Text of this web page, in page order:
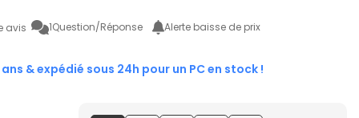
avis 1Question/Réponse Alerte baisse de prix
& expédié sous 24h pour un PC en stock !